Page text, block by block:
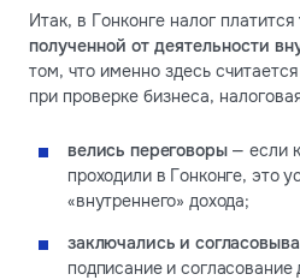
Итак, в Гонконге налог платится
полученной от деятельности
том, что именно здесь
при проверке бизнеса,
велись переговоры— если
проходили в Гонконге, это
«внутреннего» дохода;
заключались и
подписание и согласование